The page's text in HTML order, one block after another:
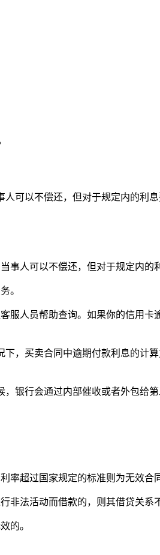
可以不偿还，但对于规定内的利
事人可以不偿还，但对于规定内的
。
服人员帮助查询。如果你的信用
，买卖合同中逾期付款利息的
银行会通过内部催收或者外包给
率超过国家规定的标准则为无效合
非法活动而借款的，则其借贷关系
的。